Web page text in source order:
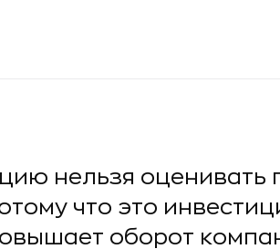
нельзя оценивать
что это
оборот